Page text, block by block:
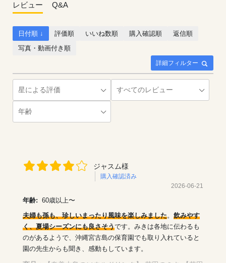
レビュー Q&A
詳細フィルター
日付順 ↓ 評価順 いいね数順 購入確認順
返信順
写真・動画付き順
ジャスム様
購入確認済み
2026-06-21
年齢: 60歳以上〜
夫婦も孫も、珍しいまったり風味を楽しみました。 飲みやす
く、夏場シーズンにも良さそうです。みきは各地に伝わるも
のがあるようで、沖縄宮古島の保育園でも取り入れていると
園の先生からも聞き、感動もしています。